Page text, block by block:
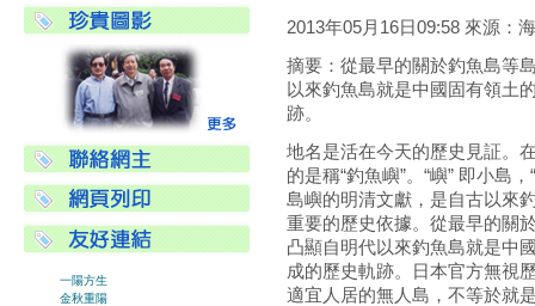
2013年05月16日09:58 來源：
摘要：從最早的關於釣魚島等
以來釣魚島就是中國固有領土
跡。
地名是活在今天的歷史見証。
的是稱“釣魚嶼”。“嶼” 即小島
島嶼的明清文獻，是自古以來
重要的歷史依據。從最早的關
凸顯自明代以來釣魚島就是中
成的歷史軌跡。日本官方無視
適宜人居的無人島，不等於就
一陽方生
金秋重陽